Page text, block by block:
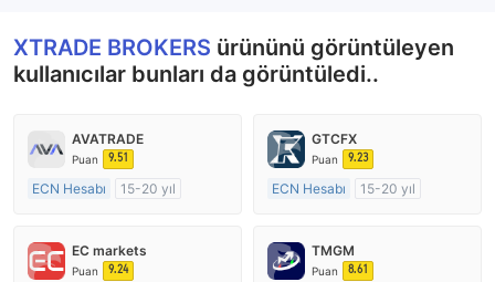
XTRADE BROKERS ürününü görüntüleyen
kullanıcılar bunları da görüntüledi..
AVATRADE
Puan 9.51
ECN Hesabı
15-20 yıl
Pazar Yapıcılık (MM)
MT4 Tam Lisans
GTCFX
Puan 9.23
ECN Hesabı
15-20 yıl
Pazar Yapıcılık (MM)
MT4 Tam Lisans
EC markets
Puan 9.24
TMGM
Puan 8.61